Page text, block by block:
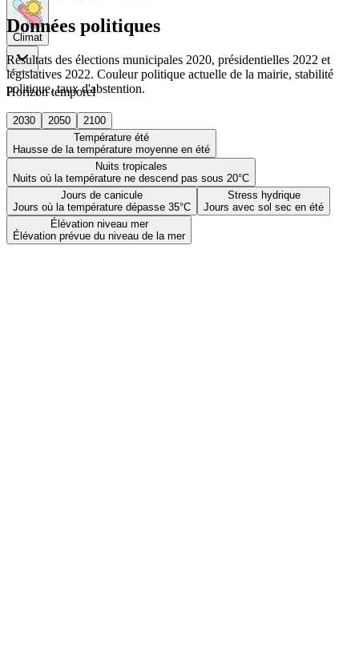
Climat
Horizon temporel
2030 2050
2100
Température été
Hausse de la température moyenne en été
Nuits tropicales
Nuits où la température ne descend pas sous 20°C
Jours de canicule
Jours où la température dépasse 35°C
Stress hydrique
Jours avec sol sec en été
Élévation niveau mer
Élévation prévue du niveau de la mer
Données politiques
Résultats des élections municipales 2020, présidentielles 2022 et
législatives 2022. Couleur politique actuelle de la mairie, stabilité
politique, taux d'abstention.